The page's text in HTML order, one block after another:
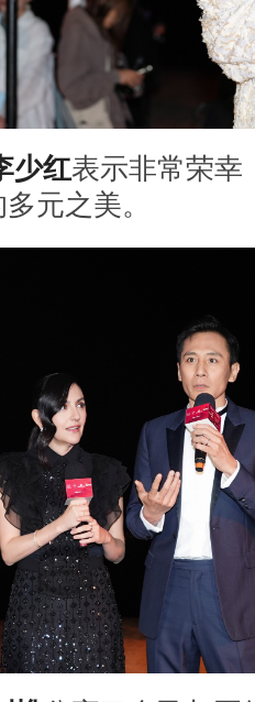
少红表示非常荣幸
元之美。